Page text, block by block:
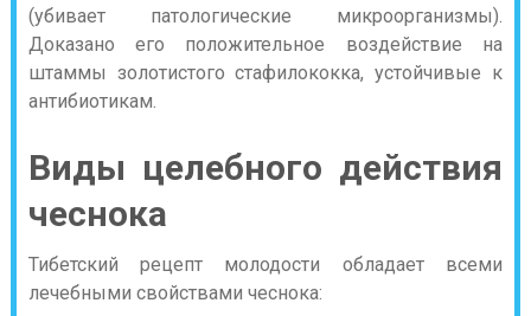
(убивает патологические микроорганизмы).
Доказано его положительное воздействие на
штаммы золотистого стафилококка, устойчивые к
антибиотикам.
Виды целебного действия
чеснока
Тибетский рецепт молодости обладает всеми
лечебными свойствами чеснока: